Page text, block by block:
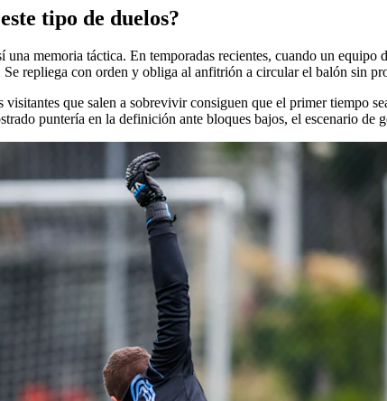
tipo de duelos?
una memoria táctica. En temporadas recientes, cuando un
Se repliega con orden y obliga al anfitrión a circular el balón sin
que salen a sobrevivir consiguen que el primer tiempo
puntería en la definición ante bloques bajos, el escenario